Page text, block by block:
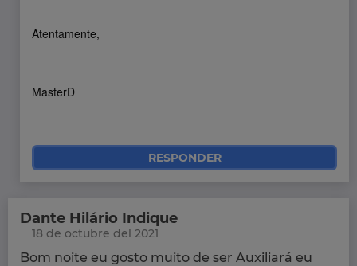
Atentamente,
MasterD
RESPONDER
Dante Hilário Indique
18 de octubre del 2021
Bom noite eu gosto muito de ser Auxiliará eu